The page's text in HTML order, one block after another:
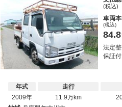
(税込)
車両
(税込)
84.8
法定
保証
年式
2009年
走行
11.9万km